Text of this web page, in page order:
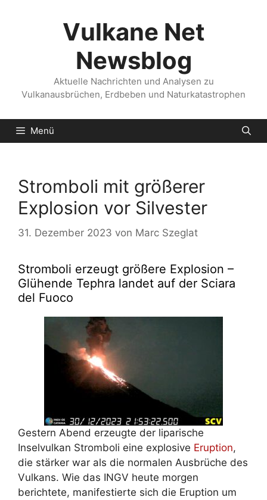
Vulkane Net
Newsblog
Aktuelle Nachrichten und Analysen zu
Vulkanausbrüchen, Erdbeben und Naturkatastrophen
Menü
Stromboli mit größerer
Explosion vor Silvester
31. Dezember 2023 von Marc Szeglat
Stromboli erzeugt größere Explosion –
Glühende Tephra landet auf der Sciara
del Fuoco
Gestern Abend erzeugte der liparische
Inselvulkan Stromboli eine explosive Eruption,
die stärker war als die normalen Ausbrüche des
Vulkans. Wie das INGV heute morgen
berichtete, manifestierte sich die Eruption um